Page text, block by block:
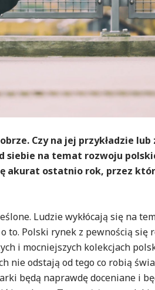
Czy na jej przykładzie lub
siebie na temat rozwoju
akurat ostatnio rok, przez
Ludzie wykłócają się na
to. Polski rynek z pewnością się
i mocniejszych kolekcjach
nie odstają od tego co robią
będą naprawdę doceniane i